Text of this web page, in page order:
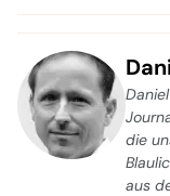
die
aus